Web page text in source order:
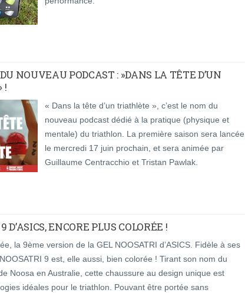
NOUVEAU PODCAST : »DANS LA TÊTE D’UN
!
« Dans la tête d’un triathlète », c’est le nom du
nouveau podcast dédié à la pratique (physique et
mentale) du triathlon. La première saison sera lancée
le mercredi 17 juin prochain, et sera animée par
Guillaume Centracchio et Tristan Pawlak.
D’ASICS, ENCORE PLUS COLORÉE !
la 9ème version de la GEL NOOSATRI d’ASICS. Fidèle à ses
9 est, elle aussi, bien colorée ! Tirant son nom du
Noosa en Australie, cette chaussure au design unique est
idéales pour le triathlon. Pouvant être portée sans